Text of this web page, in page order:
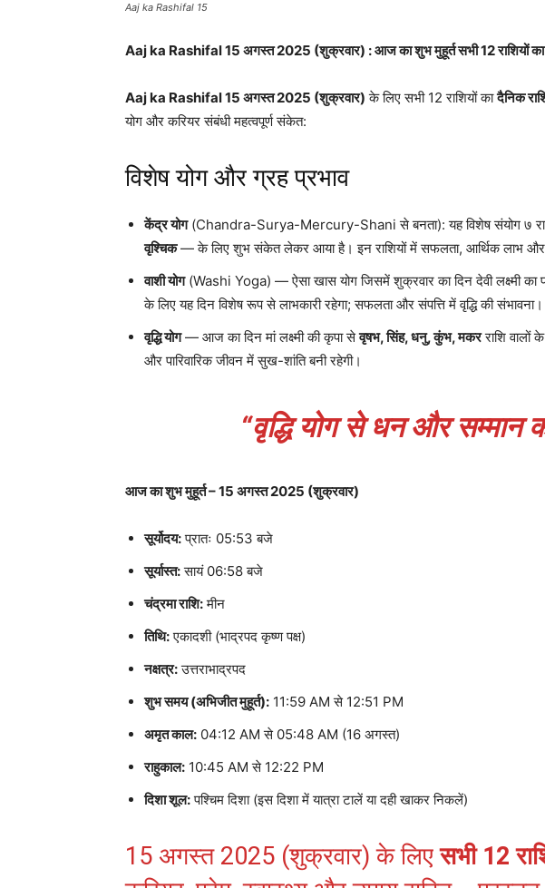
Aaj ka Rashifal 15
Aaj ka Rashifal 15 अगस्त 2025 (शुक्रवार) : आज का शुभ मुहूर्त सभी 12 राशियों का
Aaj ka Rashifal 15 अगस्त 2025 (शुक्रवार) के लिए सभी 12 राशियों कादैनिक
योग और करियर संबंधी महत्वपूर्ण संकेत:
विशेष योग और ग्रह प्रभाव
केंद्र योग(Chandra-Surya-Mercury-Shani से बनता): यह विशेष संयोग ७
वृश्चिक— के लिए शुभ संकेत लेकर आया है। इन राशियों में सफलता, आर्थिक लाभ और
वाशी योग(Washi Yoga) — ऐसा खास योग जिसमें शुक्रवार का दिन देवी लक्ष्मी का
के लिए यह दिन विशेष रूप से लाभकारी रहेगा; सफलता और संपत्ति में वृद्धि की संभावना।
वृद्धि योग— आज का दिन मां लक्ष्मी की कृपा सेवृषभ, सिंह, धनु, कुंभ, मकरराशि वालों
और पारिवारिक जीवन में सुख-शांति बनी रहेगी।
“वृद्धि योग से धन और सम्मान
आज का शुभ मुहूर्त – 15 अगस्त 2025 (शुक्रवार)
सूर्योदय:प्रातः 05:53 बजे
सूर्यास्त:सायं 06:58 बजे
चंद्रमा राशि:मीन
तिथि:एकादशी (भाद्रपद कृष्ण पक्ष)
नक्षत्र:उत्तराभाद्रपद
शुभ समय (अभिजीत मुहूर्त): 11:59 AM से 12:51 PM
अमृत काल: 04:12 AM से 05:48 AM (16 अगस्त)
राहुकाल: 10:45 AM से 12:22 PM
दिशा शूल:पश्चिम दिशा (इस दिशा में यात्रा टालें या दही खाकर निकलें)
15 अगस्त 2025 (शुक्रवार) के लिएसभी 12